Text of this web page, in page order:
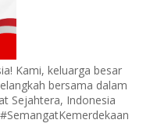
Kami, keluarga besar
bersama dalam
Sejahtera, Indonesia